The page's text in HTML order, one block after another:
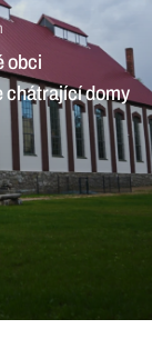
Lukáše